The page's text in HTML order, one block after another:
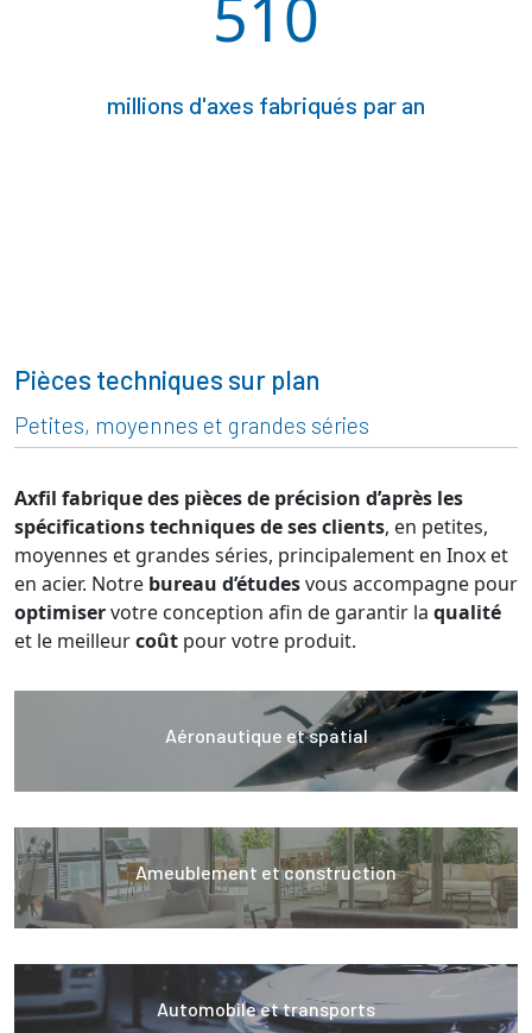
millions d'axes fabriqués par an
Pièces techniques sur plan
Petites, moyennes et grandes séries
Axfil fabrique des pièces de précision d’après les
spécifications techniques de ses clients, en petites,
moyennes et grandes séries, principalement en Inox et
en acier. Notre bureau d’étudesvous accompagne pour
optimiservotre conception afin de garantir la qualité
et le meilleurcoût pour votre produit.
Aéronautique et spatial
Ameublement et construction
Automobile et transports